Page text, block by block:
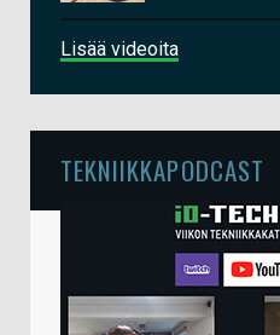
Lisää videoita
TEKNIIKKAPODCAST